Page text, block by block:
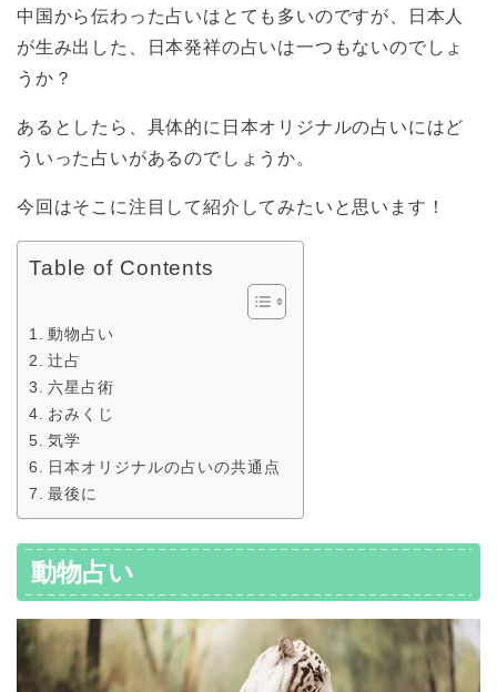
中国から伝わった占いはとても多いのですが、日本人
が生み出した、日本発祥の占いは一つもないのでしょ
うか？
あるとしたら、具体的に日本オリジナルの占いにはど
ういった占いがあるのでしょうか。
今回はそこに注目して紹介してみたいと思います！
Table of Contents
動物占い
辻占
六星占術
おみくじ
気学
日本オリジナルの占いの共通点
最後に
動物占い